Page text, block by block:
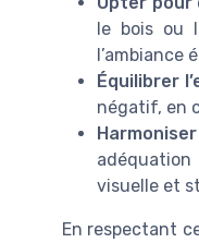
le bois ou
l’ambiance
Équilibrer
négatif, en
visuelle et
En respectant